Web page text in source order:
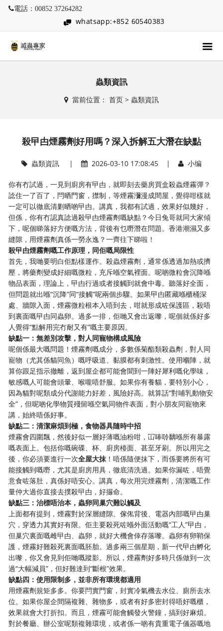
電話：00852 37264282
whatsapp:+852 60540383
蟲類資訊
當前位置： 首页> 蟲類資訊
殺曱甴煙霧劑好用嗎？深入拆解五大潛在缺點
蟲類資訊| 2026-03-10 17:08:45 | 小编
你有冇試過，一見到廚房有曱甴，就即刻去藥房買盒殺蟲煙霧彈？
諗住一了百了，閂晒門窗，㩒制，等煙霧瀰漫成間屋，覺得咁樣就
一定可以徹底清剿晒啲曱甴。講真，我都有試過，效果好似幾好，
但係，你有冇認真諗過殺曱甴煙霧劑嘅缺點？今日兔哥就同大家傾
下，呢個睇落好方便嘅方法，背後有乜嘢潛在問題。香港潮濕又多
縫隙，用煙霧劑真係一勞永逸？一齊往下睇啦！
殺曱甴煙霧劑嘅工作原理，同佢嘅局限性
首先，我哋要明白佢點樣運作。殺蟲煙霧劑，通常係透過加熱或擠
壓，將藥劑變成好細嘅微粒，充斥喺空氣裡面。呢啲微粒會沉降喺
物品表面，理論上，曱甴行過或者接觸到就會中毒。聽落好全面，
但問題就出喺“沉降”同“接觸”呢兩個步驟。如果曱甴匿藏喺櫃桶深
處、牆隙入面，煙霧微粒根本入唔到去，咁就形成咗保護區，殺唔
到裏面嘅曱甴同蟲卵。過多一排，佢哋又會出返嚟，呢個就係好多
人覺得“點解用完冇耐又有”嘅主要原因。
缺點一：無差別攻擊，對人同寵物構成風險
呢個係最大嘅問題！煙霧劑嘅成分，多數係菊酯類殺蟲劑，對人同
寵物（尤其係貓同魚）嘅呼吸道、黏膜都有刺激性。使用嗰陣，就
算你跟足指示撤離，返到屋企都可能會聞到一陣好犀利嘅化學味，
敏感嘅人可能會頭暈、喉嚨唔舒服。如果你有養貓，要特別小心，
因為貓對呢類成分代謝能力好差，風險好高。就算話“對哺乳動物安
全”，但呢啲化學物質殘留喺空氣同物件表面，對小朋友同寵物來
講，始終唔係好事。
缺點二：清潔麻煩到極，食物器具隨時中招
煙霧會四圍飄，然後好似一層好薄嘅油粉咁，冚唪唥黐喺所有暴露
嘅表面上。包括你嘅碗碟、杯、廚房檯面、甚至牙刷。所以用完之
後，你必須要進行一次全屋大抹！唔係隨便抹下，而係要將所有可
能接觸到嘅嘢，尤其是廚房用具，徹底清洗過。如果你漏咗，唔覺
意食咗落肚，真係好唔安心。講真，每次用完煙霧劑，清潔嘅工作
量仲大過你直接去撲殺曱甴，好攞命。
缺點三：治標唔治本，蟲卵同巢穴難以觸及
上面都有提到，煙霧對於深層縫隙、傢俬背後、電器內部嘅曱甴巢
穴，穿透力其實好有限。佢主要殺死咗喺外面活動嘅“工人”曱甴，
但巢穴裏面嘅雌曱甴、蟲卵，就好大機會倖存落嚟。蟲卵有卵鞘保
護，煙霧好難殺死裏面嘅胚胎。過多兩三個星期，新一代曱甴孵化
出嚟，你又會見到佢哋嘅蹤影。所以，煙霧劑好多時只係做到一次
過“大幅減員”，但好難達到“斷根”效果。
缺點四：使用限制多，並非所有環境都適用
用煙霧劑規矩多多。你要閂實門窗，封實冷氣機去水位、廁所去水
位。如果你屋企間隔複雜、雜物多，或者有好多密封得唔好嘅櫃，
效果就會大打折扣。而且，煙霧可能會觸發火警鐘，搞到好麻煩。
對於餐廳、辦公室呢類複雜環境，或者係一啲有貴重電子儀器嘅地